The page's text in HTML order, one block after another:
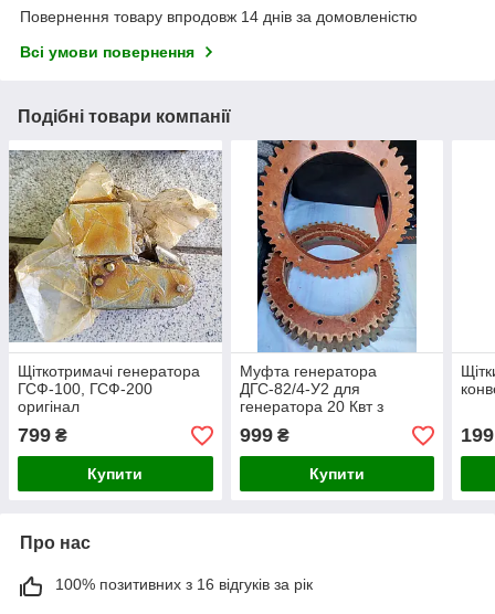
Повернення товару впродовж 14 днів за домовленістю
Всі умови повернення
Подібні товари компанії
Щіткотримачі генератора
ГСФ-100, ГСФ-200
оригінал
799 ₴
Купити
Муфта генератора
ДГС-82/4-У2 для
генератора 20 Квт з
двигуном Д65А
999₴
Купити
199
Про нас
100% позитивних з 16 відгуків за рік